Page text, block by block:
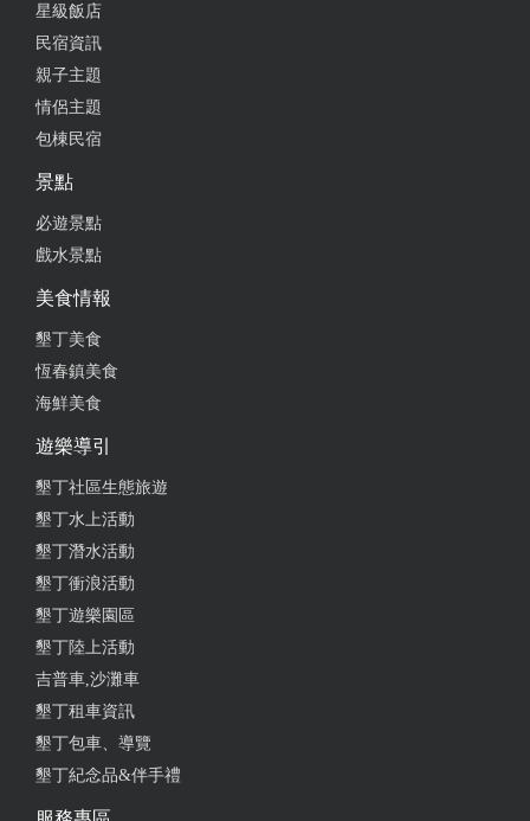
兩夜，可以感受到老闆們的熱情，也很親切！回程因
為剛好風雨較大，行李要上車的時候，老闆也是冒著
大雨幫我們撐傘，方便我們上下車！真的很感謝！ 如
果下次還有去墾丁，或是朋友要去，我都一律首選或
推薦上好旅店哦！
民宿外面就是墾丁大街，用餐、逛夜市，都很方便。
丁青年活動中心的停車場，距離民宿只有幾分鐘的路
程。我們訂了一間三人房、一間雙人房，房間都很漂
亮、明亮，窗外可以看見美麗的山景、樹木、草原，
還有幾隻低頭吃草的牛，風景真的很美。謝謝老闆對
亮。在墾丁大街上，下過午後雷陣雨，會有小飛天螞
蟻
星級飯店
民宿資訊
親子主題
情侶主題
包棟民宿
景點
必遊景點
戲水景點
美食情報
墾丁美食
恆春鎮美食
海鮮美食
遊樂導引
墾丁社區生態旅遊
墾丁水上活動
墾丁潛水活動
墾丁衝浪活動
墾丁遊樂園區
墾丁陸上活動
吉普車,沙灘車
墾丁租車資訊
墾丁包車、導覽
墾丁紀念品&伴手禮